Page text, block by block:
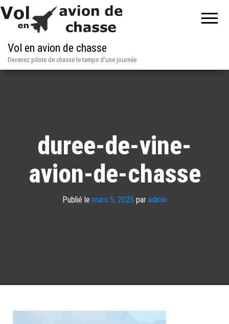
Vol en avion de chasse
Devenez pilote de chasse le temps d'une journée
duree-de-vine-
avion-de-chasse
Publié le mars 5, 2025 par admin